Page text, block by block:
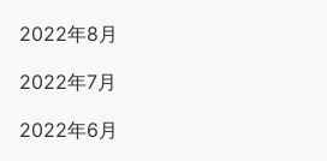
2022年8月
2022年7月
2022年6月